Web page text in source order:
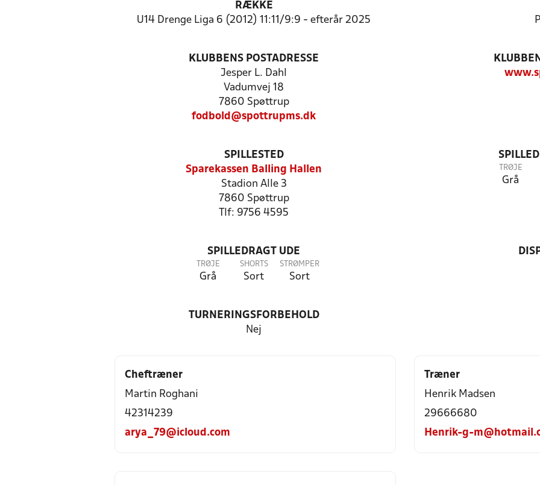
RÆKKE
U14 Drenge Liga 6 (2012) 11:11/9:9 - efterår 2025
KLUBBENS POSTADRESSE
Jesper L. Dahl
Vadumvej 18
7860 Spøttrup
fodbold@spottrupms.dk
SPILLESTED
Sparekassen Balling Hallen
Stadion Alle 3
7860 Spøttrup
Tlf: 9756 4595
TRØJE
Grå
SPILLEDRAGT UDE
TRØJE
Grå
SHORTS
Sort
STRØMPER
Sort
TURNERINGSFORBEHOLD
Nej
Cheftræner
Martin Roghani
42314239
arya_79@icloud.com
Træner
Henrik Madsen
29666680
Henrik-g-